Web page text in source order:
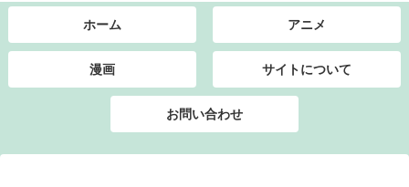
ホーム アニメ
漫画 サイトについて
お問い合わせ